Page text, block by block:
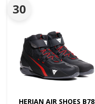
30
HERIAN AIR SHOES B78